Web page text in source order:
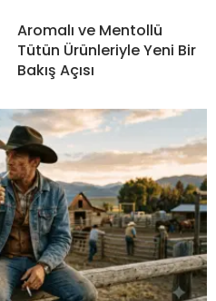
Aromalı ve Mentollü
Tütün Ürünleriyle Yeni Bir
Bakış Açısı